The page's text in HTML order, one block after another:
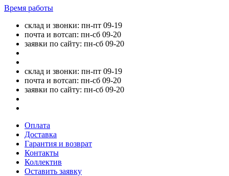
Время работы
склад и звонки: пн-пт 09-19
почта и вотсап: пн-сб 09-20
заявки по сайту: пн-сб 09-20
склад и звонки: пн-пт 09-19
почта и вотсап: пн-сб 09-20
заявки по сайту: пн-сб 09-20
Оплата
Доставка
Гарантия и возврат
Контакты
Коллектив
Оставить заявку